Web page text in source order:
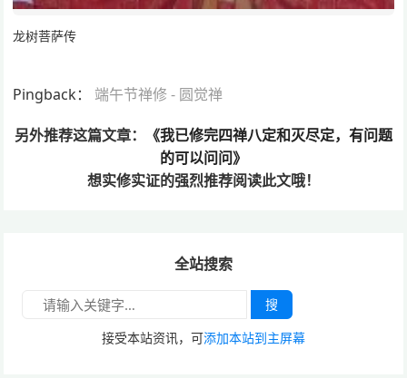
龙树菩萨传
Pingback： 端午节禅修 - 圆觉禅
另外推荐这篇文章：
《我已修完四禅八定和灭尽定，有问题
的可以问问》
想实修实证的强烈推荐阅读此文哦！
全站搜索
搜
接受本站资讯，可添加本站到主屏幕